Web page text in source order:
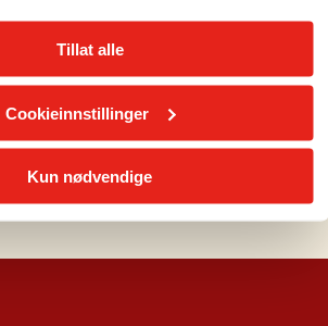
Tillat alle
Cookieinnstillinger
Kun nødvendige
under oppussingen?
øke etter oppussing?
ødelagt treningsutstyr?